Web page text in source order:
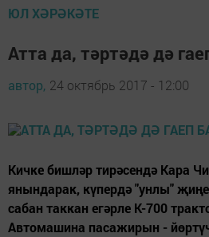
ЮЛ ХӘРӘКӘТЕ
Атта да, тәртәдә дә
автор, 24 октябрь 2017 - 12:00
Кичке бишләр тирәсендә Кара
янындарак, күпердә "унлы"
сабан таккан егәрле К-700
Автомашина пасажирын -